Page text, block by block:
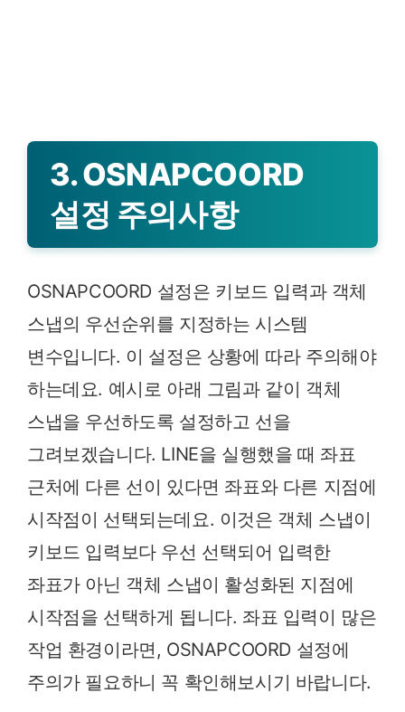
3. OSNAPCOORD
설정 주의사항
OSNAPCOORD 설정은 키보드 입력과 객체
스냅의 우선순위를 지정하는 시스템
변수입니다. 이 설정은 상황에 따라 주의해야
하는데요. 예시로 아래 그림과 같이 객체
스냅을 우선하도록 설정하고 선을
그려보겠습니다. LINE을 실행했을 때 좌표
근처에 다른 선이 있다면 좌표와 다른 지점에
시작점이 선택되는데요. 이것은 객체 스냅이
키보드 입력보다 우선 선택되어 입력한
좌표가 아닌 객체 스냅이 활성화된 지점에
시작점을 선택하게 됩니다. 좌표 입력이 많은
작업 환경이라면, OSNAPCOORD 설정에
주의가 필요하니 꼭 확인해보시기 바랍니다.